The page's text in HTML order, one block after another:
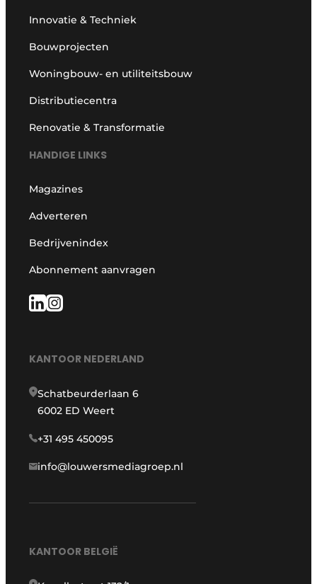
Innovatie & Techniek
Bouwprojecten
Woningbouw- en utiliteitsbouw
Distributiecentra
Renovatie & Transformatie
HANDIGE LINKS
Magazines
Adverteren
Bedrijvenindex
Abonnement aanvragen
KANTOOR NEDERLAND
Schatbeurderlaan 6
6002 ED Weert
+31 495 450095
info@louwersmediagroep.nl
KANTOOR BELGIË